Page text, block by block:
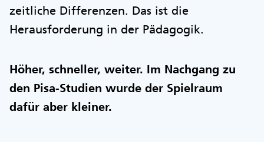
zeitliche Differenzen. Das ist die
Herausforderung in der Pädagogik.
Höher, schneller, weiter. Im Nachgang zu
den Pisa-Studien wurde der Spielraum
dafür aber kleiner.